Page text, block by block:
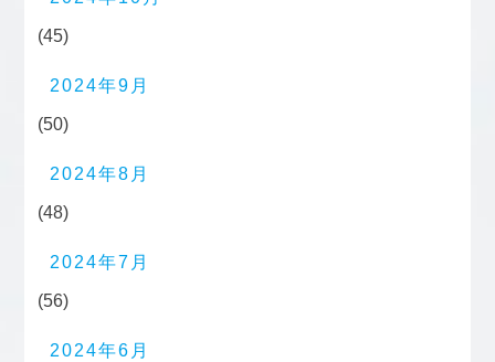
(45)
2024年9月
(50)
2024年8月
(48)
2024年7月
(56)
2024年6月